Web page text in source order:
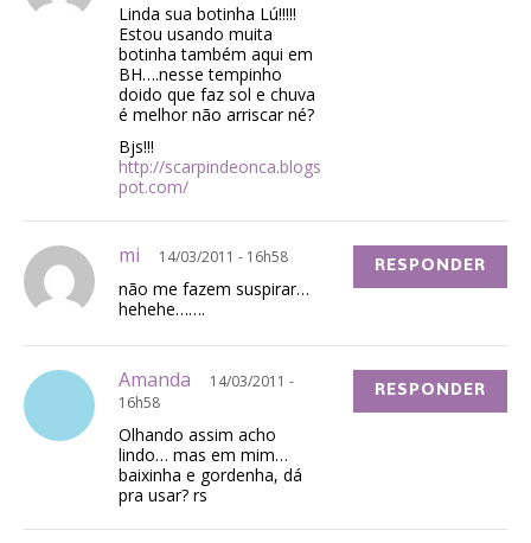
Linda sua botinha Lú!!!!!
Estou usando muita
botinha também aqui em
BH….nesse tempinho
doido que faz sol e chuva
é melhor não arriscar né?
Bjs!!!
http://scarpindeonca.blogs
pot.com/
mi 14/03/2011 - 16h58
não me fazem suspirar…
hehehe…….
RESPONDER
Amanda
14/03/2011 -
16h58
Olhando assim acho
lindo… mas em mim…
baixinha e gordenha, dá
pra usar? rs
RESPONDER